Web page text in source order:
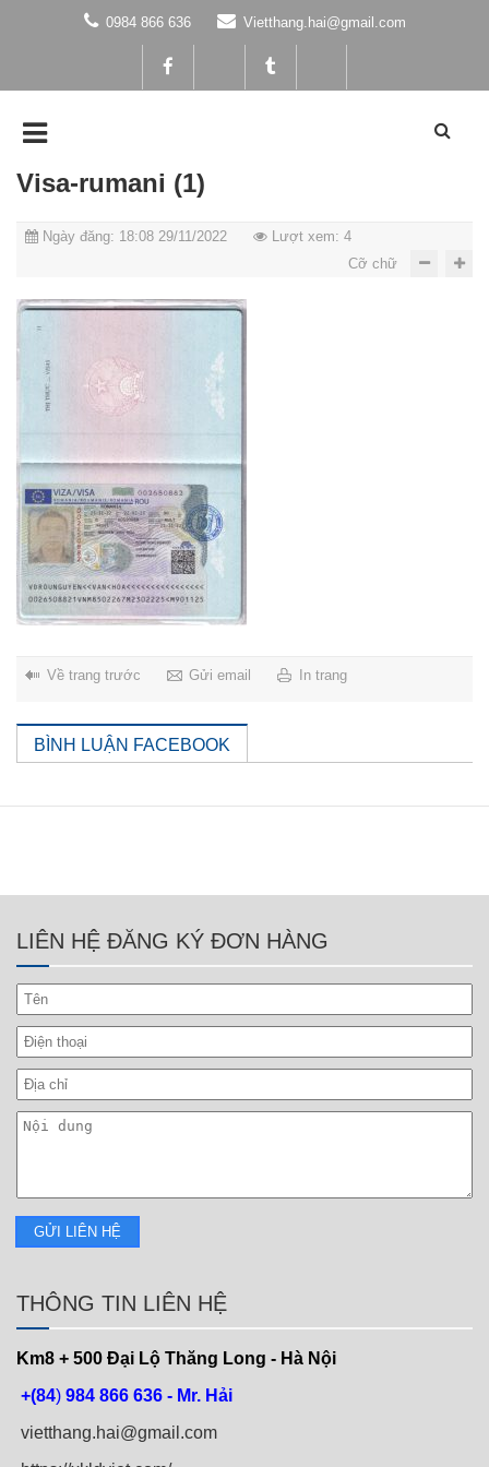
0984 866 636 Vietthang.hai@gmail.com
Visa-rumani (1)
Ngày đăng: 18:08 29/11/2022
Lượt xem: 4
Cỡ chữ
Về trang trước Gửi email In trang
BÌNH LUẬN FACEBOOK
LIÊN HỆ ĐĂNG KÝ ĐƠN HÀNG
THÔNG TIN LIÊN HỆ
Km8 + 500 Đại Lộ Thăng Long - Hà Nội
+(84) 984 866 636 - Mr. Hải
vietthang.hai@gmail.com